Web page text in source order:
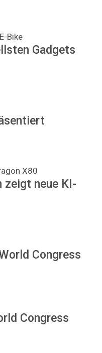
Bike
Gadgets
X80
zeigt neue KI-
Congress
Congress